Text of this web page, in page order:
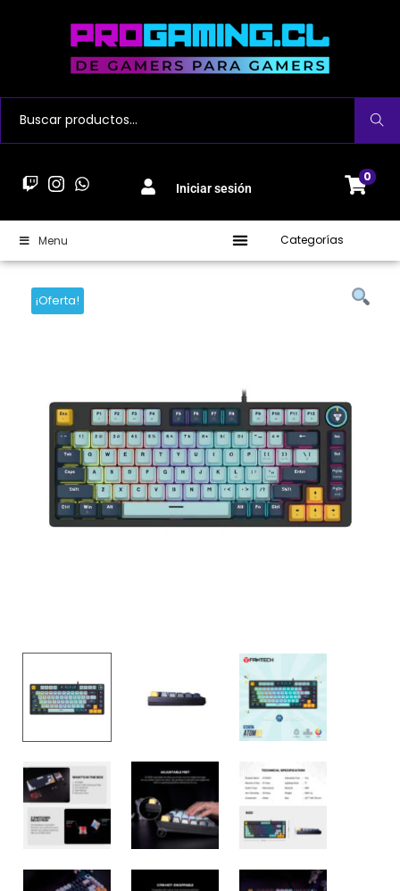
Buscar
Iniciar sesión
0
Menu Categorías
¡Oferta!